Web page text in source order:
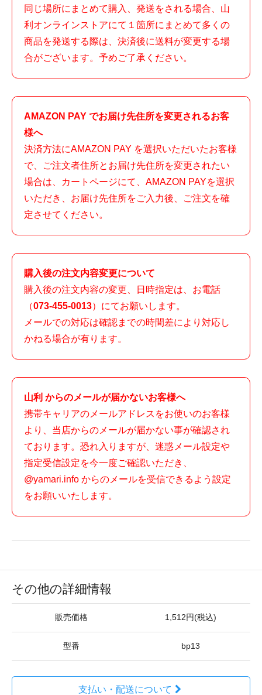
同じ場所にまとめて購入、発送をされる場合、山
利オンラインストアにて１箇所にまとめて多くの
商品を発送する際は、決済後に送料が変更する場
合がございます。予めご了承ください。
AMAZON PAY でお届け先住所を変更されるお客
様へ
決済方法にAMAZON PAY を選択いただいたお客様
で、ご注文者住所とお届け先住所を変更されたい
場合は、カートページにて、AMAZON PAYを選択
いただき、お届け先住所をご入力後、ご注文を確
定させてください。
購入後の注文内容変更について
購入後の注文内容の変更、日時指定は、お電話
（073-455-0013）にてお願いします。
メールでの対応は確認までの時間差により対応し
かねる場合が有ります。
山利 からのメールが届かないお客様へ
携帯キャリアのメールアドレスをお使いのお客様
より、当店からのメールが届かない事が確認され
ております。恐れ入りますが、迷惑メール設定や
指定受信設定を今一度ご確認いただき、
@yamari.info からのメールを受信できるよう設定
をお願いいたします。
その他の詳細情報
販売価格 1,512円(税込)
型番 bp13
支払い・配送について